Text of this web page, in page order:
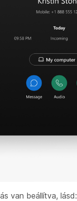
van beállítva, lásd: